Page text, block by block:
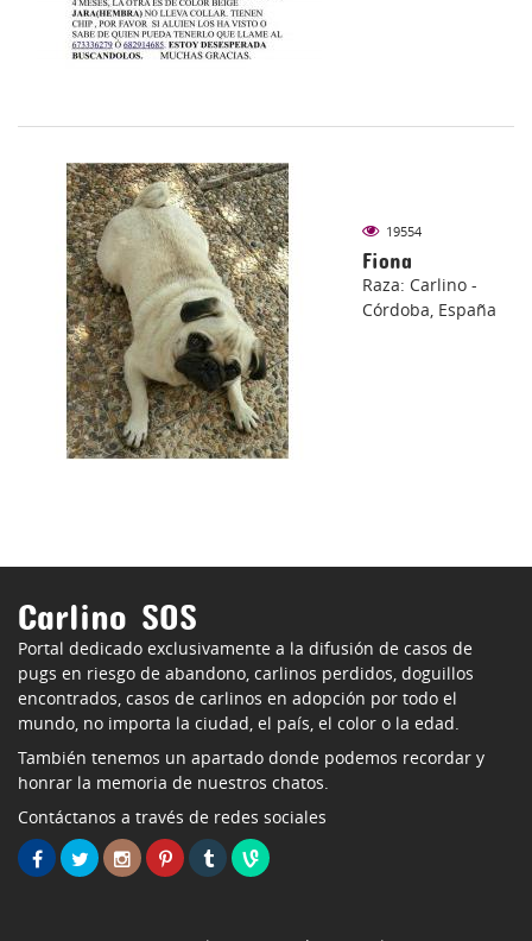
19554
Fiona
Raza: Carlino -
Córdoba, España
Carlino SOS
Portal dedicado exclusivamente a la difusión de casos de
pugs en riesgo de abandono, carlinos perdidos, doguillos
encontrados, casos de carlinos en adopción por todo el
mundo, no importa la ciudad, el país, el color o la edad.
También tenemos un apartado donde podemos recordar y
honrar la memoria de nuestros chatos.
Contáctanos a través de redes sociales